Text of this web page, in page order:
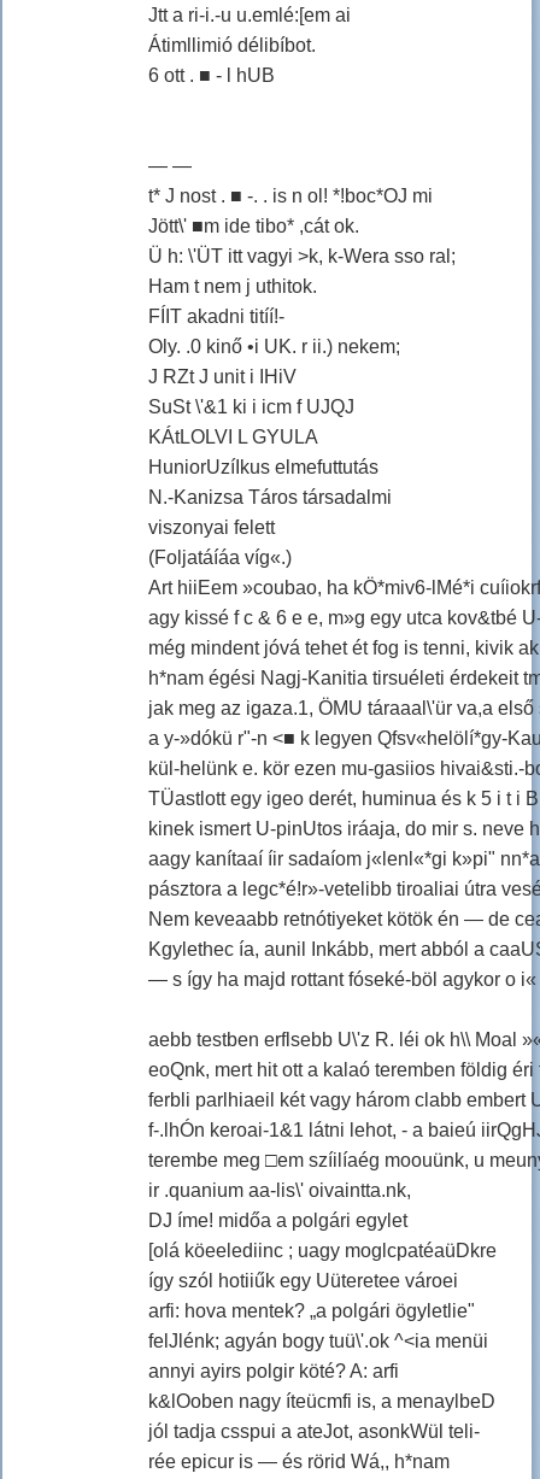
Jtt a ri-i.-u u.emlé:[em ai
Átimllimió délibíbot.
6 ott . ■ - l hUB
— —
t* J nost . ■ -. . is n ol! *!boc*OJ mi
Jött\' ■m ide tibo* ,cát ok.
Ü h: \'ÜT itt vagyi >k, k-Wera sso ral;
Ham t nem j uthitok.
FÍIT akadni titíí!-
Oly. .0 kinő •i UK. r ii.) nekem;
J RZt J unit i IHiV
SuSt \'&1 ki i icm f UJQJ
KÁtLOLVI L GYULA
HuniorUzíIkus elmefuttutás
N.-Kanizsa Táros társadalmi
viszonyai felett
(Foljatáíáa víg«.)
Art hiiEem »coubao, ha kÖ*miv6-lMé*i
agy kissé f c & 6 e e, m»g egy utca kov&tbé
még mindent jóvá tehet ét fog is tenni, kivik
h*nam égési Nagj-Kanitia tirsuéleti érdekeit
jak meg az igaza.1, ÖMU táraaal\'ür va,a
a y-»dókü r"-n <■ k legyen Qfsv«helölí*gy-
kül-helünk e. kör ezen mu-gasiios hivai&sti.-
TÜastlott egy igeo derét, huminua és k 5 i t i
kinek ismert U-pinUtos iráaja, do mir s. neve
aagy kanítaaí íir sadaíom j«lenl«*gi k»pi"
pásztora a legc*é!r»-vetelibb tiroaliai útra
Nem keveaabb retnótiyeket kötök én — de
Kgylethec ía, aunil Inkább, mert abból a
— s így ha majd rottant fóseké-böl agykor o
aebb testben erflsebb U\'z R. léi ok h\\ Moal
eoQnk, mert hit ott a kalaó teremben földig
ferbli parlhiaeil két vagy három clabb embert
f-.lhÓn keroai-1&1 látni lehot, - a baieú
terembe meg □em szíilíaég moouünk, u
ir .quanium aa-lis\' oivaintta.nk,
DJ íme! midőa a polgári egylet
[olá köeelediinc ; uagy moglcpatéaüDkre
így szól hotiiűk egy Uüteretee vároei
arfi: hova mentek? „a polgári ögyletlie"
felJlénk; agyán bogy tuü\'.ok ^<ia menüi
annyi ayirs polgir köté? A: arfi
k&lOoben nagy íteücmfi is, a menaylbeD
jól tadja csspui a ateJot, asonkWül teli-
rée epicur is — és rörid Wá,, h*nam